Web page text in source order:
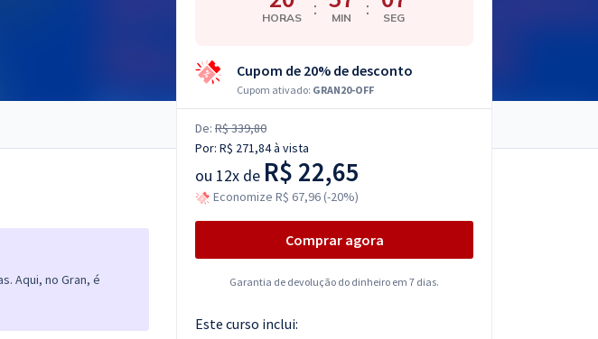
Aqui, no Gran, é
HORAS : MIN : SEG
Cupom de 20% de desconto
Cupom ativado: GRAN20-OFF
De: R$ 339,80
Por: R$ 271,84à vista
ou 12x de R$ 22,65
Economize R$ 67,96 (-20%)
Comprar agora
Garantia de devolução do dinheiro em 7 dias.
Este curso inclui: